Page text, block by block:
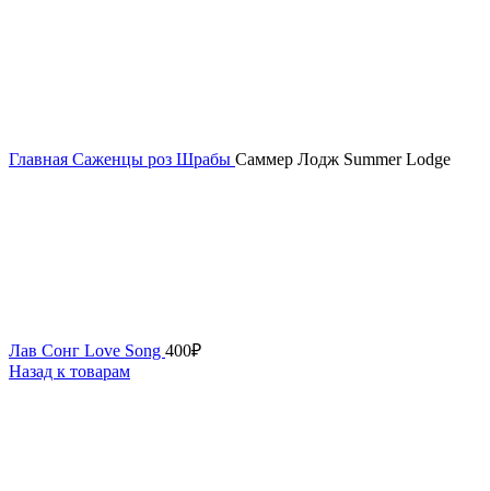
Главная Саженцы роз Шрабы Саммер Лодж Summer Lodge
Лав Сонг Love Song 400₽
Назад к товарам